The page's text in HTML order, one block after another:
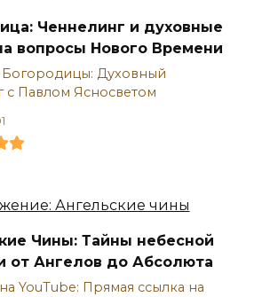
Ченнелинг и духовные
вопросы Нового Времени
Духовный
с Павлом Ясносветом
Чины: Тайны небесной
от Ангелов до Абсолюта
YouTube: Прямая ссылка на